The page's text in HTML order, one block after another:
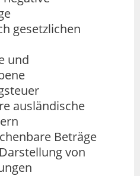
gesetzlichen
und
ausländische
Beträge
von